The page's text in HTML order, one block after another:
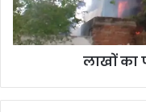
लाखों का